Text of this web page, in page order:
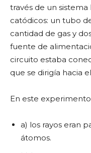
través de un
catódicos: un tubo
cantidad de gas y
fuente de
circuito estaba
que se dirigía hacia
En este
a) los rayos eran
átomos.